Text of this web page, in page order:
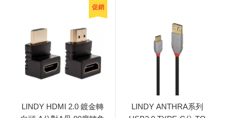
促銷
LINDY HDMI 2.0 鍍金轉
LINDY ANTHRA系列